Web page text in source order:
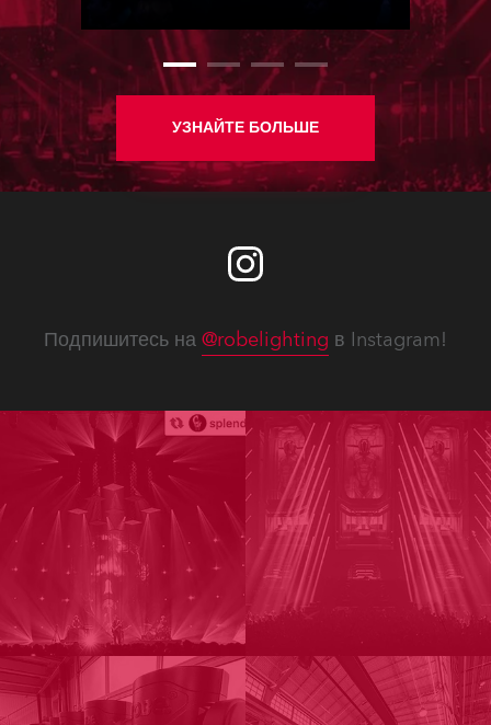
УЗНАЙТЕ БОЛЬШЕ
Подпишитесь на @robelighting в Instagram!